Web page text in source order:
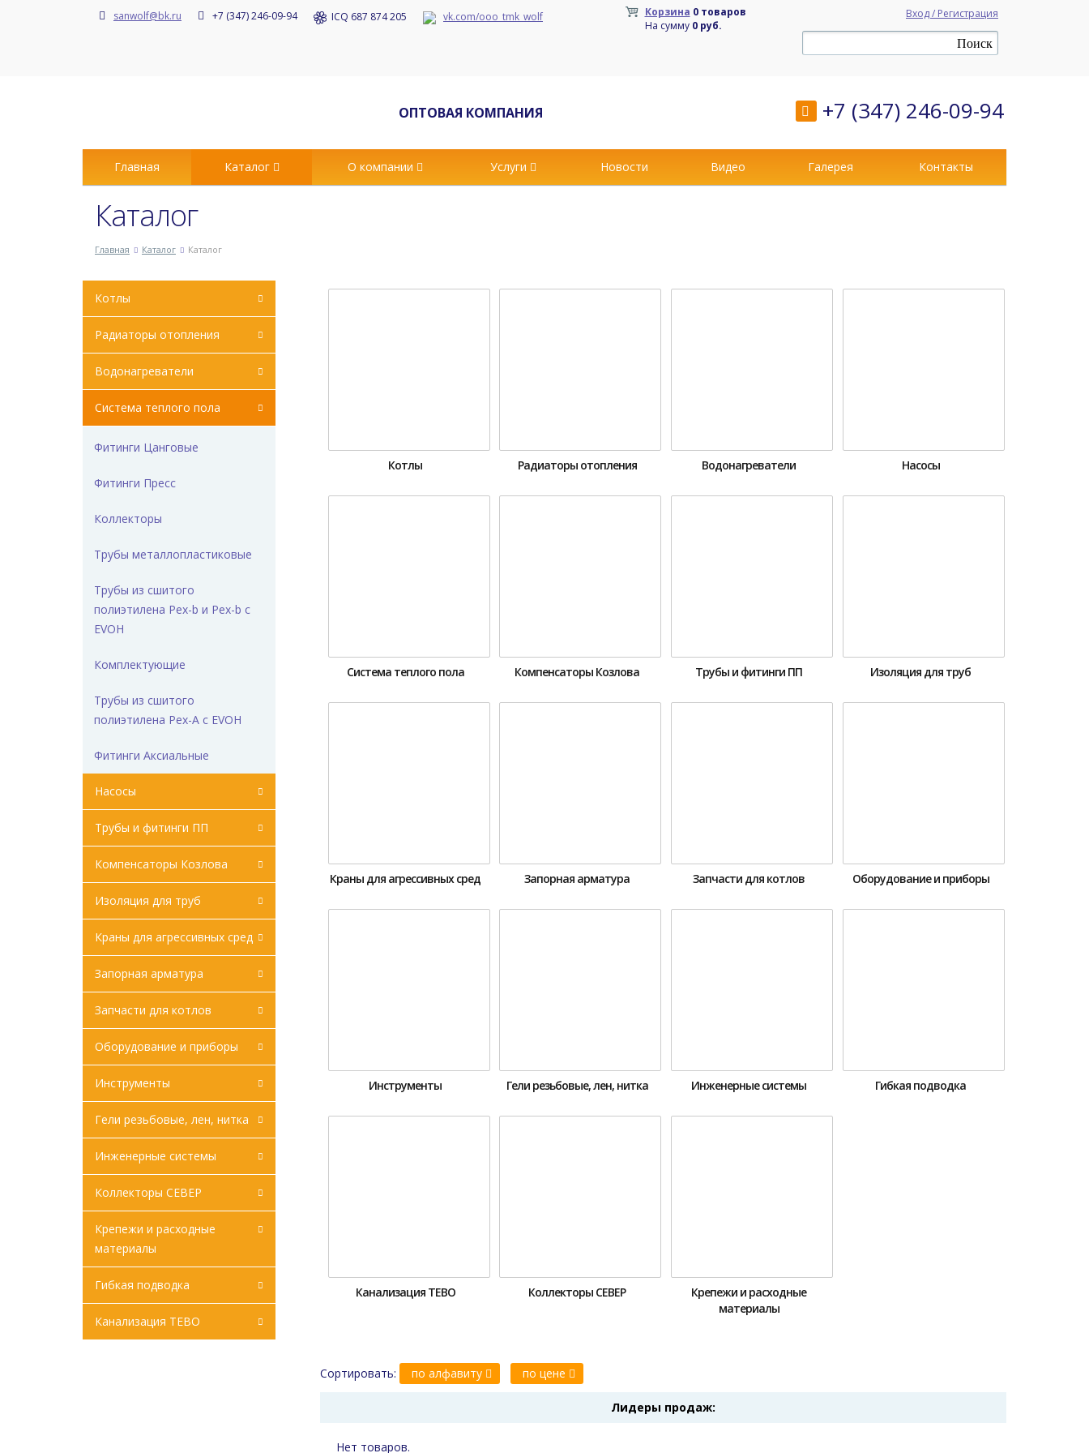
sanwolf@bk.ru +7 (347) 246-09-94 ICQ 687 874 205 vk.com/ooo_tmk_wolf Корзина 0 товаров
На сумму 0 руб.
Вход / Регистрация
ОПТОВАЯ КОМПАНИЯ +7 (347) 246-09-94
Главная Каталог О компании Услуги Новости Видео Галерея Контакты
Каталог
Главная Каталог Каталог
Котлы
Радиаторы отопления
Водонагреватели
Система теплого пола
Фитинги Цанговые
Фитинги Пресс
Коллекторы
Трубы металлопластиковые
Трубы из сшитого
полиэтилена Pex-b и Pex-b с
EVOH
Комплектующие
Трубы из сшитого
полиэтилена Pex-A с EVOH
Фитинги Аксиальные
Насосы
Трубы и фитинги ПП
Компенсаторы Козлова
Изоляция для труб
Краны для агрессивных сред
Запорная арматура
Запчасти для котлов
Оборудование и приборы
Инструменты
Гели резьбовые, лен, нитка
Инженерные системы
Коллекторы СЕВЕР
Крепежи и расходные
материалы
Гибкая подводка
Канализация ТЕВО
Котлы Радиаторы отопления Водонагреватели Насосы
Система теплого пола Компенсаторы Козлова Трубы и фитинги ПП Изоляция для труб
Краны для агрессивных сред Запорная арматура Запчасти для котлов Оборудование и приборы
Инструменты Гели резьбовые, лен, нитка Инженерные системы Гибкая подводка
Канализация ТЕВО Коллекторы СЕВЕР
Крепежи и расходные
материалы
Сортировать: по алфавиту по цене
Лидеры продаж:
Нет товаров.